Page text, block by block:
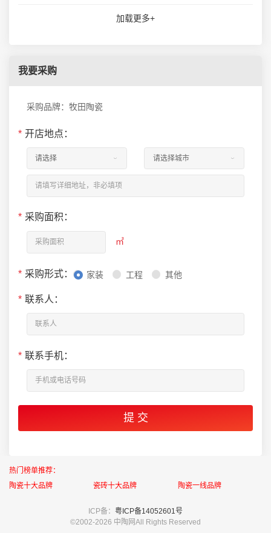
加载更多+
我要采购
采购品牌：牧田陶瓷
* 开店地点：
* 采购面积：
㎡
* 采购形式： 家装 工程 其他
* 联系人：
* 联系手机：
热门榜单推荐：
陶瓷十大品牌
瓷砖十大品牌 陶瓷一线品牌
ICP备： 粤ICP备14052601号
©2002-2026 中陶网All Rights Reserved